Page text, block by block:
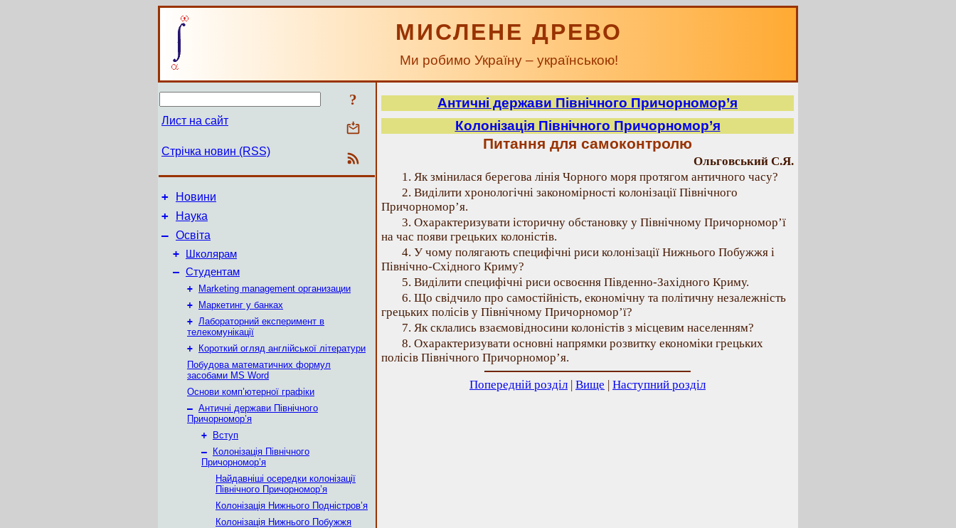
МИСЛЕНЕ ДРЕВО
Ми робимо Україну – українською!
?
Лист на сайт
Стрічка новин (RSS)
+ Новини
+ Наука
– Освіта
+
Школярам
– Студентам
+
Marketing management организации
+
Маркетинг у банках
+ Лабораторний експеримент в
телекомунікації
+
Короткий огляд англійської літератури
Побудова математичних формул
засобами MS Word
Основи комп’ютерної графіки
– Античні держави Північного
Причорномор’я
+
Вступ
–
Колонізація Північного
Причорномор’я
Найдавніші осередки колонізації
Північного Причорномор’я
Колонізація Нижнього Подністров’я
Колонізація Нижнього Побужжя
Античні держави Північного Причорномор’я
Колонізація Північного Причорномор’я
Питання для самоконтролю
Ольговський С.Я.
1. Як змінилася берегова лінія Чорного моря протягом античного часу?
2. Виділити хронологічні закономірності колонізації Північного
Причорномор’я.
3. Охарактеризувати історичну обстановку у Північному Причорномор’ї
на час появи грецьких колоністів.
4. У чому полягають специфічні риси колонізації Нижнього Побужжя і
Північно-Східного Криму?
5. Виділити специфічні риси освоєння Південно-Західного Криму.
6. Що свідчило про самостійність, економічну та політичну незалежність
грецьких полісів у Північному Причорномор’ї?
7. Як склались взаємовідносини колоністів з місцевим населенням?
8. Охарактеризувати основні напрямки розвитку економіки грецьких
полісів Північного Причорномор’я.
Попередній розділ | Вище | Наступний розділ